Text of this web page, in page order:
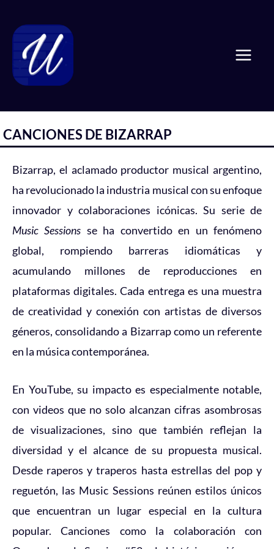
contenido
CANCIONES DE BIZARRAP
Bizarrap, el aclamado productor musical argentino,
ha revolucionado la industria musical con su enfoque
innovador y colaboraciones icónicas. Su serie de
Music Sessions se ha convertido en un fenómeno
global, rompiendo barreras idiomáticas y
acumulando millones de reproducciones en
plataformas digitales. Cada entrega es una muestra
de creatividad y conexión con artistas de diversos
géneros, consolidando a Bizarrap como un referente
en la música contemporánea.
En YouTube, su impacto es especialmente notable,
con videos que no solo alcanzan cifras asombrosas
de visualizaciones, sino que también reflejan la
diversidad y el alcance de su propuesta musical.
Desde raperos y traperos hasta estrellas del pop y
reguetón, las Music Sessions reúnen estilos únicos
que encuentran un lugar especial en la cultura
popular. Canciones como la colaboración con